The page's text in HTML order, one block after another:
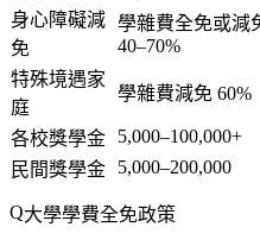
身心障礙減
免
學雜費全免或減
40–70%
特殊境遇家
庭
學雜費減免 60%
各校獎學金 5,000–100,000+
民間獎學金
5,000–200,000
大學學費全免政策